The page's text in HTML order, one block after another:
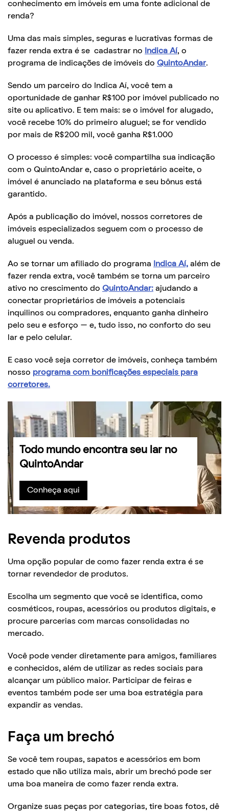
conhecimento em imóveis em uma fonte adicional de
renda?
Uma das mais simples, seguras e lucrativas formas de
fazer renda extra é se cadastrar no
Indica Aí, o
programa de indicações de imóveis do QuintoAndar.
Sendo um parceiro do Indica Aí, você tem a
oportunidade de ganhar R$100 por imóvel publicado no
site ou aplicativo. E tem mais: se o imóvel for alugado,
você recebe 10% do primeiro aluguel; se for vendido
por mais de R$200 mil, você ganha R$1.000
O processo é simples: você compartilha sua indicação
com o QuintoAndar e, caso o proprietário aceite, o
imóvel é anunciado na plataforma e seu bônus está
garantido.
Após a publicação do imóvel, nossos corretores de
imóveis especializados seguem com o processo de
aluguel ou venda.
Ao se tornar um afiliado do programa Indica Aí, além de
fazer renda extra, você também se torna um parceiro
ativo no crescimento do QuintoAndar: ajudando a
conectar proprietários de imóveis a potenciais
inquilinos ou compradores, enquanto ganha dinheiro
pelo seu e esforço — e, tudo isso, no conforto do seu
lar e pelo celular.
E caso você seja corretor de imóveis, conheça também
nosso programa com bonificações especiais para
corretores.
Todo mundo encontra seu lar no
QuintoAndar
Conheça aqui
Revenda produtos
Uma opção popular de como fazer renda extra é se
tornar revendedor de produtos.
Escolha um segmento que você se identifica, como
cosméticos, roupas, acessórios ou produtos digitais, e
procure parcerias com marcas consolidadas no
mercado.
Você pode vender diretamente para amigos, familiares
e conhecidos, além de utilizar as redes sociais para
alcançar um público maior. Participar de feiras e
eventos também pode ser uma boa estratégia para
expandir as vendas.
Faça um brechó
Se você tem roupas, sapatos e acessórios em bom
estado que não utiliza mais, abrir um brechó pode ser
uma boa maneira de como fazer renda extra.
Organize suas peças por categorias, tire boas fotos, dê